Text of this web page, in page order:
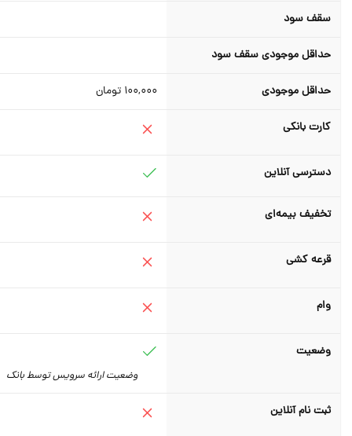
سقف سود
حداقل موجودی سقف سود
حداقل موجودی 100,000تومان
کارت بانکی
دسترسی آنلاین
تخفیف بیمه‌ای
قرعه کشی
وضعیت
وضعیت ارائه سرویس توسط بانک
ثبت نام آنلاین